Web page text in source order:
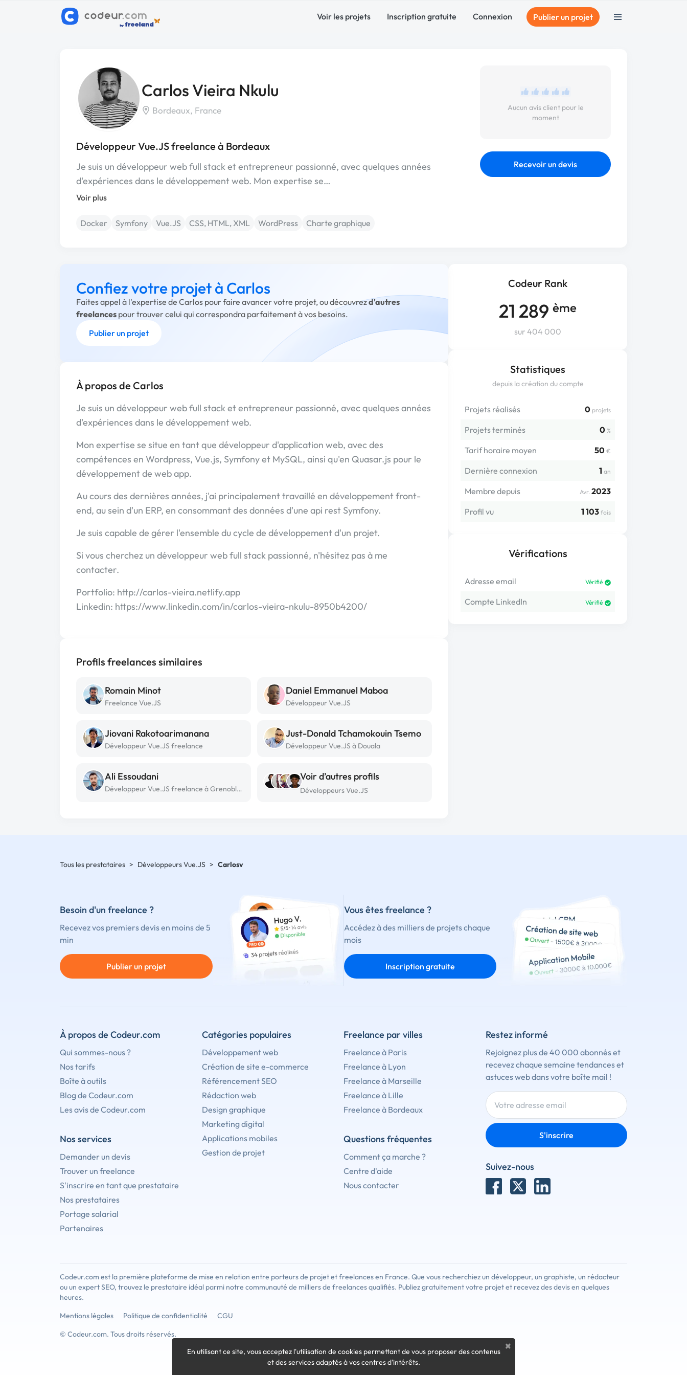
Voir les projets Inscription gratuite Connexion Publier un projet
Carlos Vieira Nkulu
Bordeaux, France
Développeur Vue.JS freelance à Bordeaux
Je suis un développeur web full stack et entrepreneur passionné, avec quelques années
d'expériences dans le développement web. Mon expertise se…
Voir plus
Docker Symfony Vue.JS CSS, HTML, XML WordPress Charte graphique
Aucun avis client pour le
moment
Recevoir un devis
Codeur Rank
21 289 ème
sur 404 000
Statistiques
depuis la création du compte
Projets réalisés 0 projets
Projets terminés 0 %
Tarif horaire moyen 50 €
Dernière connexion 1 an
Membre depuis Avr. 2023
Profil vu
1 103 fois
Vérifications
Adresse email Vérifié
Compte LinkedIn Vérifié
Confiez votre projet à Carlos
Faites appel à l'expertise de Carlos pour faire avancer votre projet, ou découvrezd'autres
freelances pour trouver celui qui correspondra parfaitement à vos besoins.
Publier un projet
À propos de Carlos
Je suis un développeur web full stack et entrepreneur passionné, avec quelques années
d'expériences dans le développement web.
Mon expertise se situe en tant que développeur d'application web, avec des
compétences en Wordpress, Vue.js, Symfony et MySQL, ainsi qu'en Quasar.js pour le
développement de web app.
Au cours des dernières années, j'ai principalement travaillé en développement front-
end, au sein d'un ERP, en consommant des données d'une api rest Symfony.
Je suis capable de gérer l'ensemble du cycle de développement d'un projet.
Si vous cherchez un développeur web full stack passionné, n'hésitez pas à me
contacter.
Portfolio: http://carlos-vieira.netlify.app
Linkedin: https://www.linkedin.com/in/carlos-vieira-nkulu-8950b4200/
Profils freelances similaires
Romain Minot
Freelance Vue.JS
Daniel Emmanuel Maboa
Développeur Vue.JS
Jiovani Rakotoarimanana
Développeur Vue.JS freelance
Just-Donald Tchamokouin Tsemo
Développeur Vue.JS à Douala
Ali Essoudani
Développeur Vue.JS freelance à Grenoble - 38000
Voir d’autres profils
Développeurs Vue.JS
Tous les prestataires > Développeurs Vue.JS > Carlosv
Besoin d'un freelance ?
Recevez vos premiers devis en moins de 5
min
Publier un projet
Vous êtes freelance ?
Accédez à des milliers de projets chaque
mois
Inscription gratuite
À propos de Codeur.com
Qui sommes-nous ?
Nos tarifs
Boîte à outils
Blog de Codeur.com
Les avis de Codeur.com
Nos services
Demander un devis
Trouver un freelance
S'inscrire en tant que prestataire
Nos prestataires
Portage salarial
Partenaires
Catégories populaires
Développement web
Création de site e-commerce
Référencement SEO
Rédaction web
Design graphique
Marketing digital
Applications mobiles
Gestion de projet
Freelance par villes
Freelance à Paris
Freelance à Lyon
Freelance à Marseille
Freelance à Lille
Freelance à Bordeaux
Questions fréquentes
Comment ça marche ?
Centre d'aide
Nous contacter
Restez informé
Rejoignez plus de 40 000 abonnés et
recevez chaque semaine tendances et
astuces web dans votre boîte mail !
S'inscrire
Suivez-nous
Codeur.com est la première plateforme de mise en relation entre porteurs de projet et freelances en France. Que vous recherchiez un développeur, un graphiste, un rédacteur
ou un expert SEO, trouvez le prestataire idéal parmi notre communauté de milliers de freelances qualifiés. Publiez gratuitement votre projet et recevez des devis en quelques
heures.
Mentions légales
Politique de confidentialité
CGU
© Codeur.com. Tous droits réservés.
×
En utilisant ce site, vous acceptez l'utilisation de cookies permettant de vous proposer des contenus
et des services adaptés à vos centres d'intérêts.